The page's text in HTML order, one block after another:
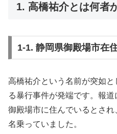
1. 高橋祐介とは何者
1-1. 静岡県御殿場市在
高橋祐介という名前が突如
る暴行事件が発端です。報
御殿場市に住んでいるとさ
名乗っていました。